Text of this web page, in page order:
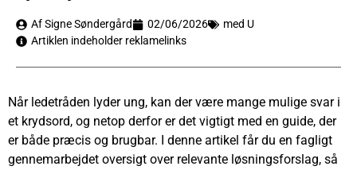
Af Signe Søndergård 02/06/2026
med U
Artiklen indeholder reklamelinks
Når ledetråden lyder ung, kan der være mange mulige svar i
et krydsord, og netop derfor er det vigtigt med en guide, der
er både præcis og brugbar. I denne artikel får du en fagligt
gennemarbejdet oversigt over relevante løsningsforslag, så